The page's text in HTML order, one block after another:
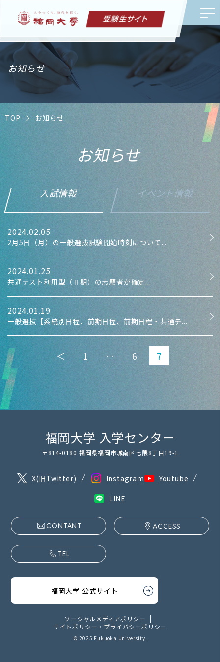
お知らせ
TOP お知らせ
お知らせ
入試情報 イベント情報
2024.02.05
2月5日（月）の一般選抜試験開始時刻について...
2024.01.25
共通テスト利用型（Ⅱ期）の志願者が確定...
2024.01.19
一般選抜【系統別日程、前期日程、前期日程・共通テ...
＜ 1 … 6 7
福岡大学 入学センター
〒814-0180 福岡県福岡市城南区七隈8丁目19-1
X(旧Twitter) Instagram Youtube
LINE
CONTANT ACCESS
TEL
福岡大学 公式サイト
ソーシャルメディアポリシー
サイトポリシー・プライバシーポリシー
© 2025 Fukuoka University.